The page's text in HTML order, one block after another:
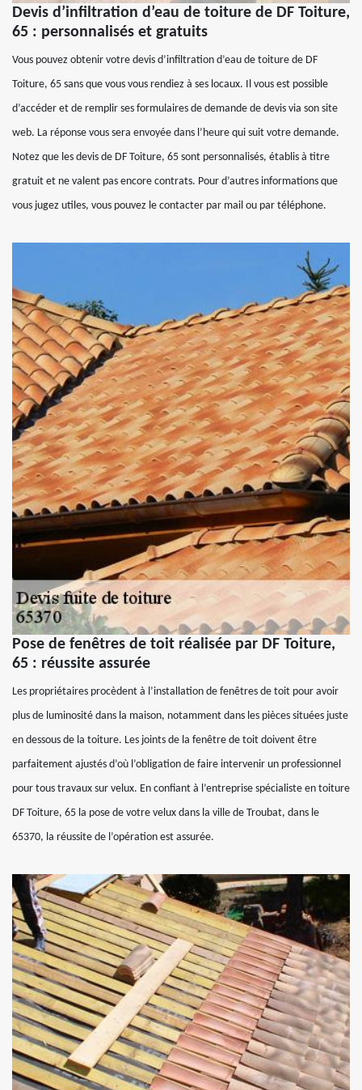
Devis d’infiltration d’eau de toiture de DF Toiture,
65 : personnalisés et gratuits
Vous pouvez obtenir votre devis d’infiltration d’eau de toiture de DF
Toiture, 65 sans que vous vous rendiez à ses locaux. Il vous est possible
d’accéder et de remplir ses formulaires de demande de devis via son site
web. La réponse vous sera envoyée dans l’heure qui suit votre demande.
Notez que les devis de DF Toiture, 65 sont personnalisés, établis à titre
gratuit et ne valent pas encore contrats. Pour d’autres informations que
vous jugez utiles, vous pouvez le contacter par mail ou par téléphone.
Pose de fenêtres de toit réalisée par DF Toiture,
65 : réussite assurée
Les propriétaires procèdent à l’installation de fenêtres de toit pour avoir
plus de luminosité dans la maison, notamment dans les pièces situées juste
en dessous de la toiture. Les joints de la fenêtre de toit doivent être
parfaitement ajustés d’où l’obligation de faire intervenir un professionnel
pour tous travaux sur velux. En confiant à l’entreprise spécialiste en toiture
DF Toiture, 65 la pose de votre velux dans la ville de Troubat, dans le
65370, la réussite de l’opération est assurée.